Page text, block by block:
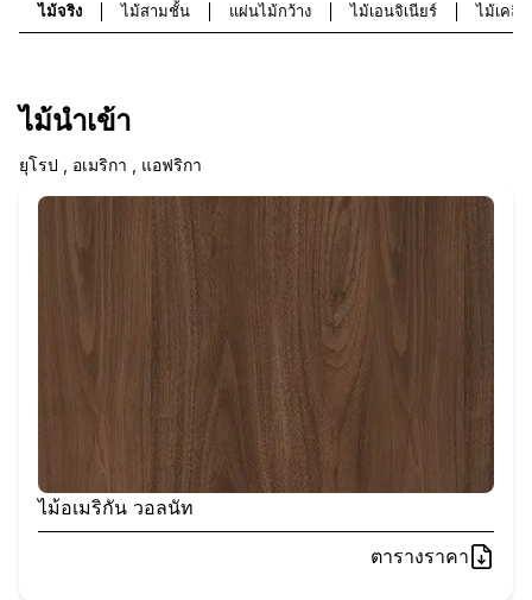
ไม้จริง ไม้สามชั้น แผ่นไม้กว้าง ไม้เอนจิเนียร์ ไม้เคลื
ไม้นำเข้า
ยุโรป , อเมริกา , แอฟริกา
ไม้อเมริกัน วอลนัท
ตารางราคา